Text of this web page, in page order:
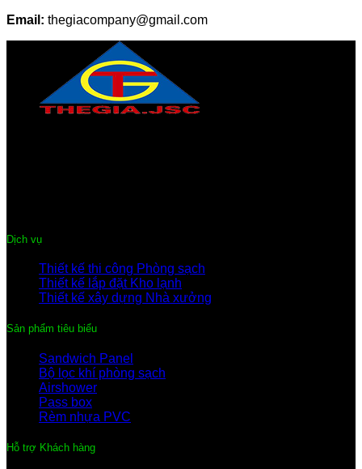
Email: thegiacompany@gmail.com
Dịch vụ
Thiết kế thi công Phòng sạch
Thiết kế lắp đặt Kho lạnh
Thiết kế xây dựng Nhà xưởng
Sản phẩm tiêu biểu
Sandwich Panel
Bộ lọc khí phòng sạch
Airshower
Pass box
Rèm nhựa PVC
Hỗ trợ Khách hàng